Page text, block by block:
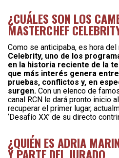
¿CUÁLES SON LOS
MASTERCHEF
Como se anticipaba, es hora
Celebrity, uno de los
en la historia reciente de la
que más interés genera
pruebas, conflictos y, en
surgen. Con un elenco de
canal RCN le dará pronto inicio
recuperar el primer lugar,
‘Desafío XX’ de su directo
¿QUIÉN ES ADRIA
Y PARTE DEL JURADO